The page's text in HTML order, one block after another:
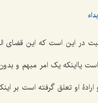
در این است که این قضاى
یااینکه یک امر مبهم و
ارادۀ او تعلق گرفته است بر